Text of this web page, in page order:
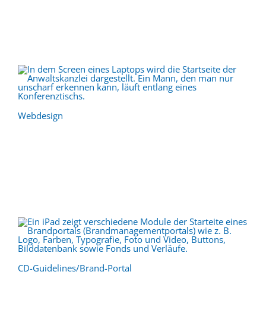
Webdesign
CD-Guidelines/Brand-Portal